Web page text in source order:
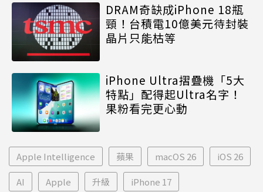
DRAM奇缺成iPhone 18瓶
頸！台積電10億美元待封裝
晶片只能枯等
iPhone Ultra摺疊機「5大
特點」配得起Ultra名字！
果粉看完更心動
Apple Intelligence 蘋果 macOS 26 iOS 26
AI Apple 升級 iPhone 17